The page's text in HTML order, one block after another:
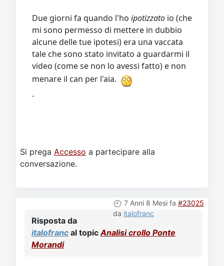
Due giorni fa quando l'ho ipotizzato io (che
mi sono permesso di mettere in dubbio
alcune delle tue ipotesi) era una vaccata
tale che sono stato invitato a guardarmi il
video (come se non lo avessi fatto) e non
menare il can per l'aia.
.
Si prega Accesso a partecipare alla
conversazione.
7 Anni 8 Mesi fa #23025
da italofranc
Risposta da
italofranc al topic Analisi crollo Ponte
Morandi